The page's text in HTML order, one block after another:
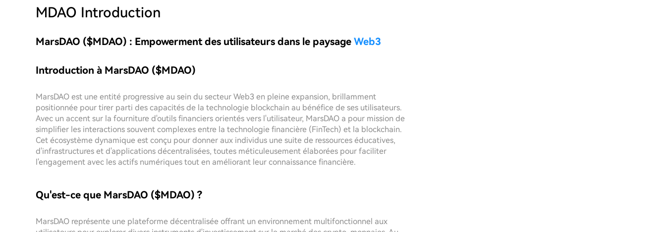
MDAO Introduction
MarsDAO ($MDAO) : Empowerment des utilisateurs dans le paysage Web3
Introduction à MarsDAO ($MDAO)
MarsDAO est une entité progressive au sein du secteur Web3 en pleine expansion, brillamment
positionnée pour tirer parti des capacités de la technologie blockchain au bénéfice de ses utilisateurs.
Avec un accent sur la fourniture d'outils financiers orientés vers l'utilisateur, MarsDAO a pour mission de
simplifier les interactions souvent complexes entre la technologie financière (FinTech) et la blockchain.
Cet écosystème dynamique est conçu pour donner aux individus une suite de ressources éducatives,
d'infrastructures et d'applications décentralisées, toutes méticuleusement élaborées pour faciliter
l'engagement avec les actifs numériques tout en améliorant leur connaissance financière.
Qu'est-ce que MarsDAO ($MDAO) ?
MarsDAO représente une plateforme décentralisée offrant un environnement multifonctionnel aux